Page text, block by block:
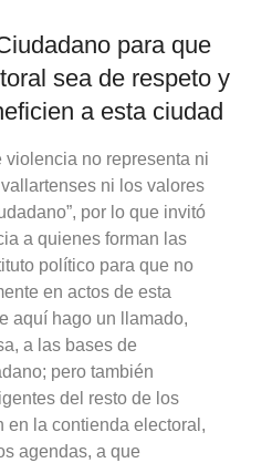
para que
sea de respeto y
a esta ciudad
violencia no representa ni
ni los valores
por lo que invitó
a quienes forman las
político para que no
en actos de esta
aquí hago un llamado,
a las bases de
pero también
del resto de los
en la contienda electoral,
agendas, a que